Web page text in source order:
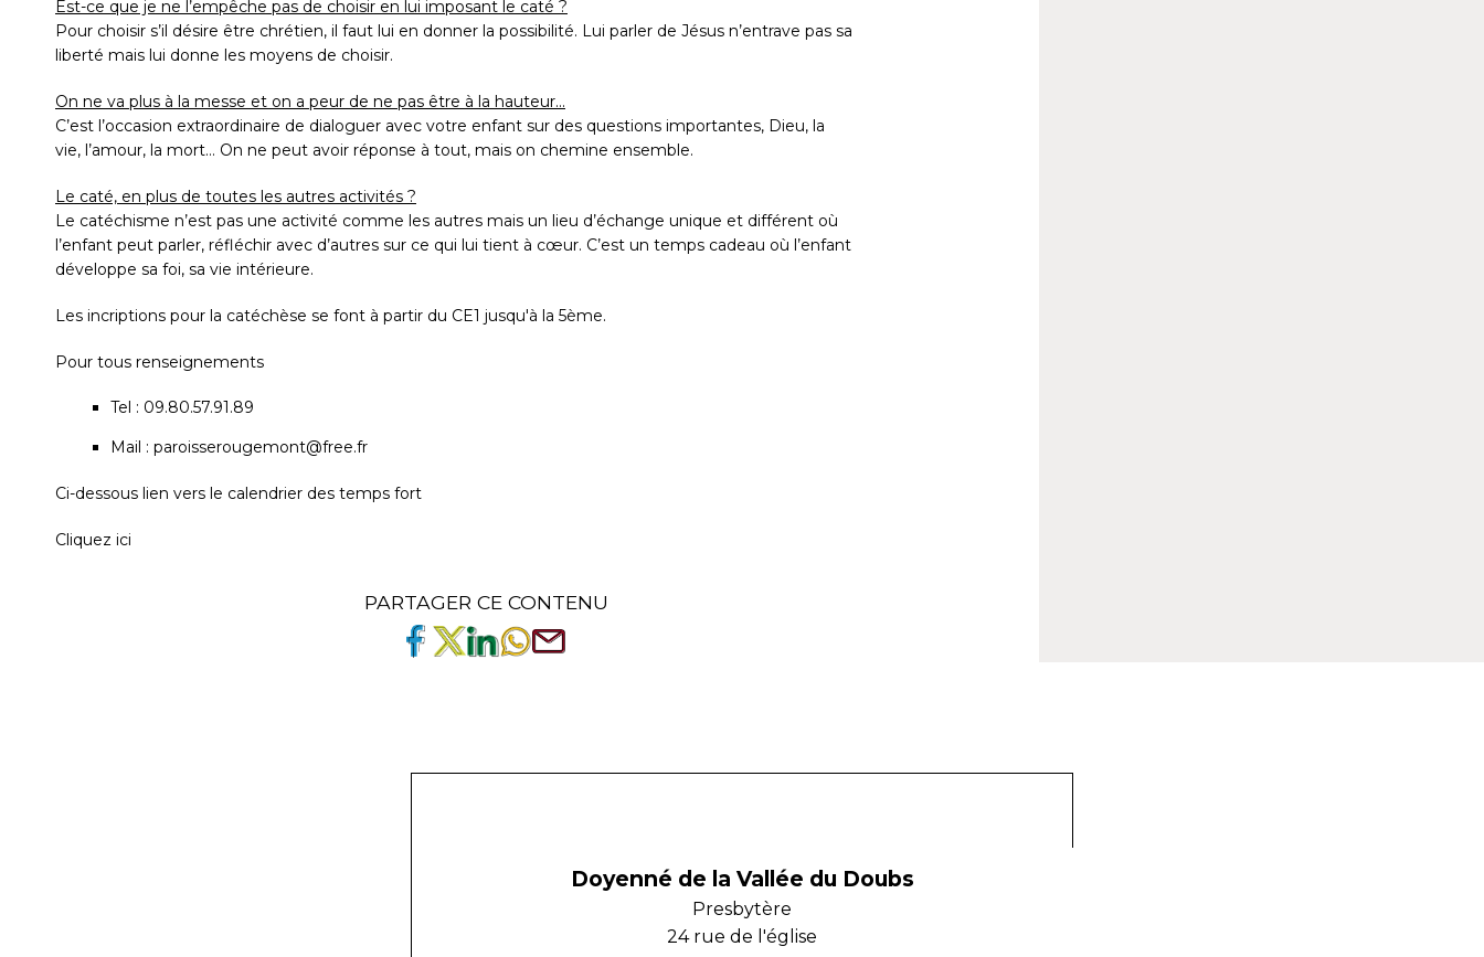
Est-ce que je ne l’empêche pas de choisir en lui imposant le caté ?
Pour choisir s’il désire être chrétien, il faut lui en donner la possibilité. Lui parler de Jésus n’entrave pas sa
liberté mais lui donne les moyens de choisir.
On ne va plus à la messe et on a peur de ne pas être à la hauteur...
C’est l’occasion extraordinaire de dialoguer avec votre enfant sur des questions importantes, Dieu, la
vie, l’amour, la mort… On ne peut avoir réponse à tout, mais on chemine ensemble.
Le caté, en plus de toutes les autres activités ?
Le catéchisme n’est pas une activité comme les autres mais un lieu d’échange unique et différent où
l’enfant peut parler, réfléchir avec d’autres sur ce qui lui tient à cœur. C’est un temps cadeau où l’enfant
développe sa foi, sa vie intérieure.
Les incriptions pour la catéchèse se font à partir du CE1 jusqu'à la 5ème.
Pour tous renseignements
Tel : 09.80.57.91.89
Mail : paroisserougemont@free.fr
Ci-dessous lien vers le calendrier des temps fort
Cliquez ici
PARTAGER CE CONTENU
Doyenné de la Vallée du Doubs
Presbytère
24 rue de l'église